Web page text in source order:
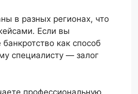
в разных регионах, что
Если вы
как способ
специалисту — залог
профессиональную